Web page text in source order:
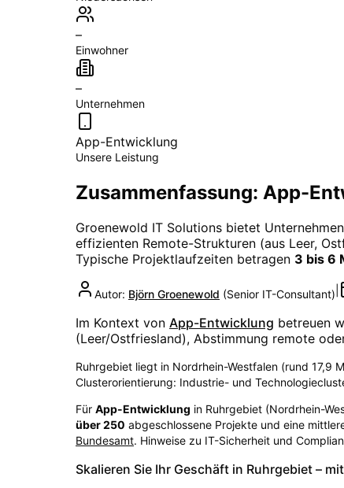
–
Einwohner
–
Unternehmen
App-Entwicklung
Unsere Leistung
Zusammenfassung: App-
Groenewold IT Solutions bietet
effizienten Remote-Strukturen (aus Leer,
Typische Projektlaufzeiten betragen 3 bis 6
Autor: Björn Groenewold (Senior IT-Consultant)
Im Kontext von App-Entwicklung betreuen
(Leer/Ostfriesland), Abstimmung remote
Ruhrgebiet liegt in Nordrhein-Westfalen (rund 17,9
Clusterorientierung: Industrie- und
Für App-Entwicklung in Ruhrgebiet (Nordrhein-
über250 abgeschlossene Projekte und eine
Bundesamt. Hinweise zu IT-Sicherheit und
Skalieren Sie Ihr Geschäft in Ruhrgebiet –